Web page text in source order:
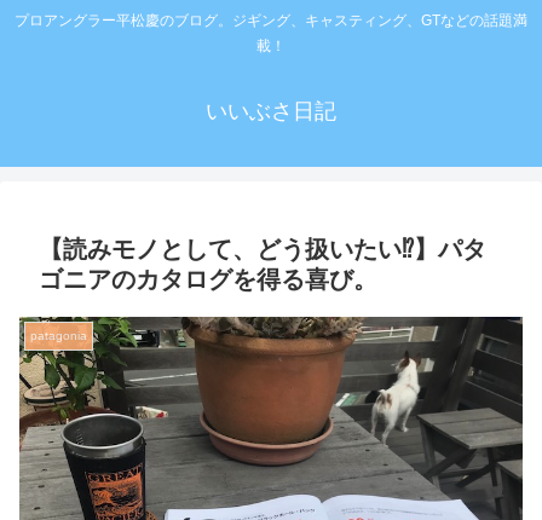
プロアングラー平松慶のブログ。ジギング、キャスティング、GTなどの話題満
載！
いいぶさ日記
【読みモノとして、どう扱いたい⁉️】パタ
ゴニアのカタログを得る喜び。
patagonia